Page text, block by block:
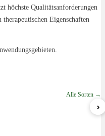
höchste Qualitätsanforderungen
Eigenschaften
Alle Sorten →
›